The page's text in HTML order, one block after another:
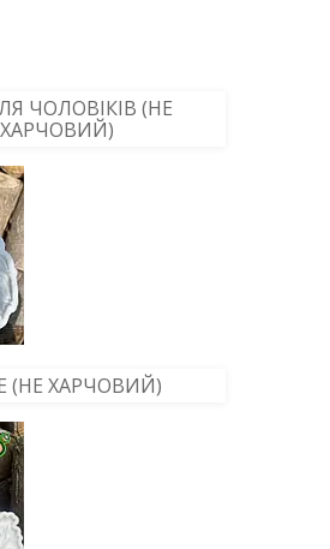
ЧОЛОВІКІВ (НЕ
ХАРЧОВИЙ)
(НЕ ХАРЧОВИЙ)